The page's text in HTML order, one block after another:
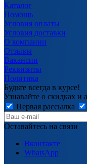
Каталог
Помощь
Условия оплаты
Условия доставки
О компании
Отзывы
Вакансии
Реквизиты
Политика
Будьте всегда в курсе!
Узнавайте о скидках и
Первая рассылка
Оставайтесь на связи
Вконтакте
WhatsApp